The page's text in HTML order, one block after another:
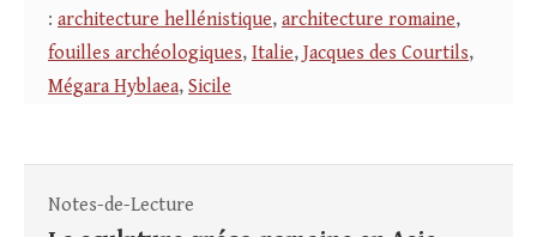
: architecture hellénistique, architecture romaine,
fouilles archéologiques, Italie, Jacques des Courtils,
Mégara Hyblaea, Sicile
Notes-de-Lecture